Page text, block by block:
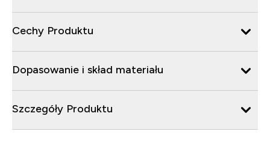
Cechy Produktu
Dopasowanie i skład materiału
Szczegóły Produktu